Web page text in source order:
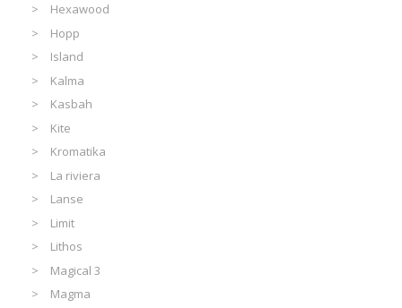
Hexawood
Hopp
Island
Kalma
Kasbah
Kite
Kromatika
La riviera
Lanse
Limit
Lithos
Magical 3
Magma